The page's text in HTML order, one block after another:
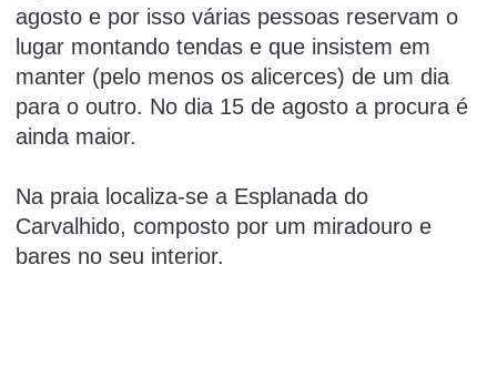
agosto e por isso várias pessoas reservam o
lugar montando tendas e que insistem em
manter (pelo menos os alicerces) de um dia
para o outro. No dia 15 de agosto a procura é
ainda maior.
Na praia localiza-se a Esplanada do
Carvalhido, composto por um miradouro e
bares no seu interior.